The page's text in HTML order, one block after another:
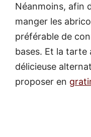
Néanmoins, afin
manger les
préférable de
bases. Et la tarte
délicieuse
proposer en